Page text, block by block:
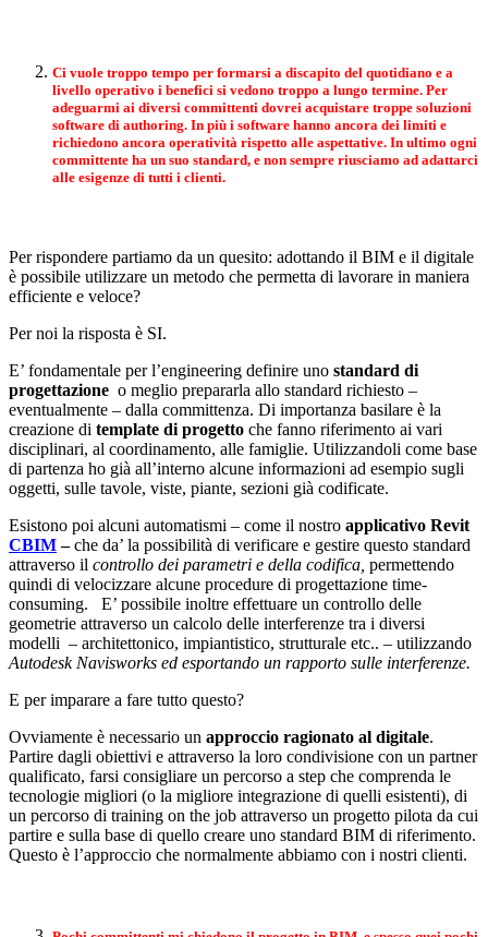
Ci vuole troppo tempo per formarsi a discapito del quotidiano e a
livello operativo i benefici si vedono troppo a lungo termine. Per
adeguarmi ai diversi committenti dovrei acquistare troppe soluzioni
software di authoring. In più i software hanno ancora dei limiti e
richiedono ancora operatività rispetto alle aspettative. In ultimo ogni
committente ha un suo standard, e non sempre riusciamo ad adattarci
alle esigenze di tutti i clienti.
Per rispondere partiamo da un quesito: adottando il BIM e il digitale
è possibile utilizzare un metodo che permetta di lavorare in maniera
efficiente e veloce?
Per noi la risposta è SI.
E’ fondamentale per l’engineering definire uno standard di
progettazione o meglio prepararla allo standard richiesto –
eventualmente – dalla committenza. Di importanza basilare è la
creazione di template di progetto che fanno riferimento ai vari
disciplinari, al coordinamento, alle famiglie. Utilizzandoli come base
di partenza ho già all’interno alcune informazioni ad esempio sugli
oggetti, sulle tavole, viste, piante, sezioni già codificate.
Esistono poi alcuni automatismi – come il nostro applicativo Revit
CBIM–che da’ la possibilità di verificare e gestire questo standard
attraverso il controllo dei parametri e della codifica, permettendo
quindi di velocizzare alcune procedure di progettazione time-
consuming. E’ possibile inoltre effettuare un controllo delle
geometrie attraverso un calcolo delle interferenze tra i diversi
modelli – architettonico, impiantistico, strutturale etc.. – utilizzando
Autodesk Navisworks ed esportando un rapporto sulle interferenze.
E per imparare a fare tutto questo?
Ovviamente è necessario un approccio ragionato al digitale.
Partire dagli obiettivi e attraverso la loro condivisione con un partner
qualificato, farsi consigliare un percorso a step che comprenda le
tecnologie migliori (o la migliore integrazione di quelli esistenti), di
un percorso di training on the job attraverso un progetto pilota da cui
partire e sulla base di quello creare uno standard BIM di riferimento.
Questo è l’approccio che normalmente abbiamo con i nostri clienti.